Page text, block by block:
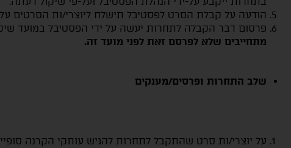
הודעה על קבלת הסרט לפסטיבל תישלח ליוצרי/ות הסרטים על
פרסום דבר הקבלה לתחרות יעשה על ידי הפסטיבל במועד
מתחייבים שלא לפרסם זאת לפני מועד זה.
שלב התחרות ופרסים/מענקים
על יוצרי/ות סרט שהתקבל לתחרות להגיש עותקי הקרנה